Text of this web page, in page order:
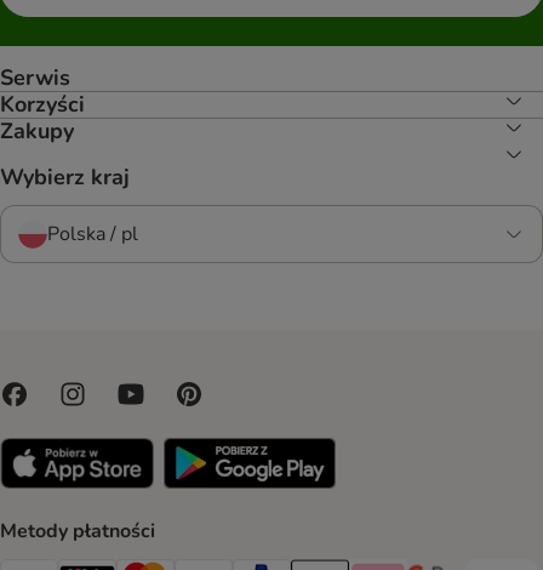
Serwis
Korzyści
Zakupy
Wybierz kraj
Polska / pl
Metody płatności